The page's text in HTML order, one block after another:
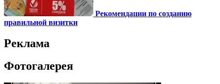
Рекомендации по созданию
правильной визитки
Реклама
Фотогалерея